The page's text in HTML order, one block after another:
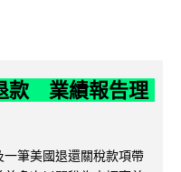
款 業績報告理
筆美國退還關稅款項帶